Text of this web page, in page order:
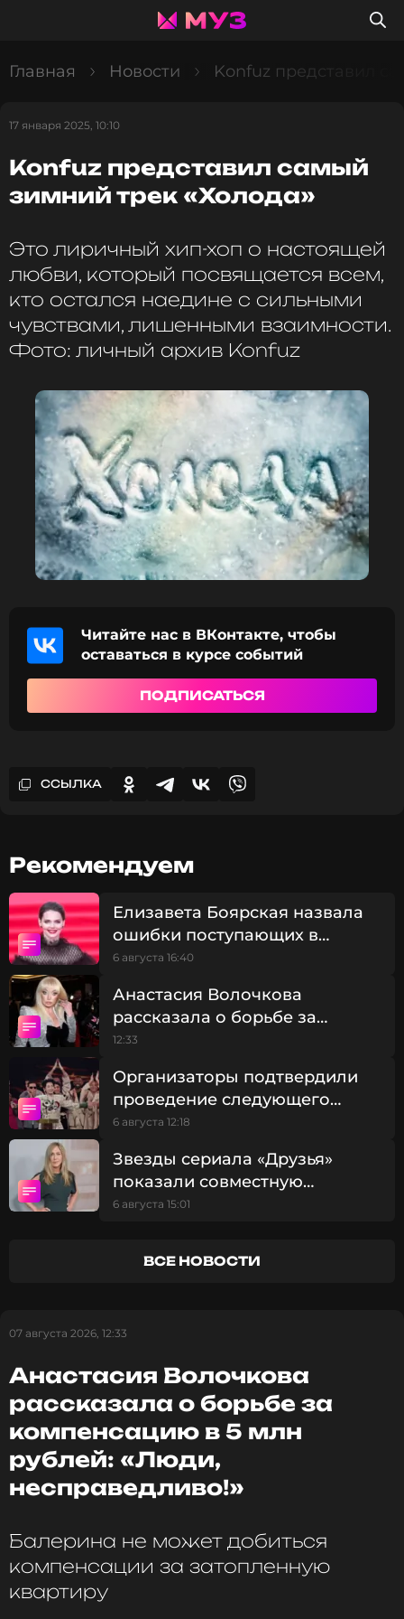
Главная Новости Konfuz представил
17 января 2025, 10:10
Konfuz представил самый
зимний трек «Холода»
Это лиричный хип-хоп о настоящей
любви, который посвящается всем,
кто остался наедине с сильными
чувствами, лишенными взаимности.
Фото: личный архив Konfuz
Читайте нас в ВКонтакте, чтобы
оставаться в курсе событий
ПОДПИСАТЬСЯ
ССЫЛКА
Рекомендуем
Елизавета Боярская назвала
ошибки поступающих в
театральны вузы
6 августа 16:40
Анастасия Волочкова
рассказала о борьбе за
компенсацию в 5 млн рублей:
12:33
Организаторы подтвердили
проведение следующего
«Интервидения» в Саудовской
6 августа 12:18
Звезды сериала «Друзья»
показали совместную
фотографию из отпуска
6 августа 15:01
ВСЕ НОВОСТИ
07 августа 2026, 12:33
Анастасия Волочкова
рассказала о борьбе за
компенсацию в 5 млн
рублей: «Люди,
несправедливо!»
Балерина не может добиться
компенсации за затопленную
квартиру